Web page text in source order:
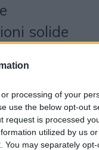
processing of your
use the below opt-out
request is processed
utilized by us
You may separately
solide
per
a
e